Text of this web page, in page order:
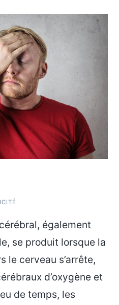
également
se produit lorsque la
le cerveau s’arrête,
d’oxygène et
de temps, les